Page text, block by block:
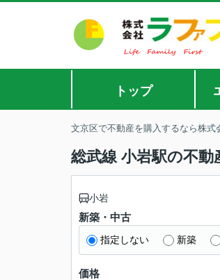
トップ
文京区で不動産を購入するなら株式
総武線 小岩駅の不動
小岩
新築・中古
指定しない 新築
価格